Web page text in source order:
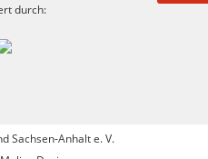
durch:
Sachsen-Anhalt e. V.